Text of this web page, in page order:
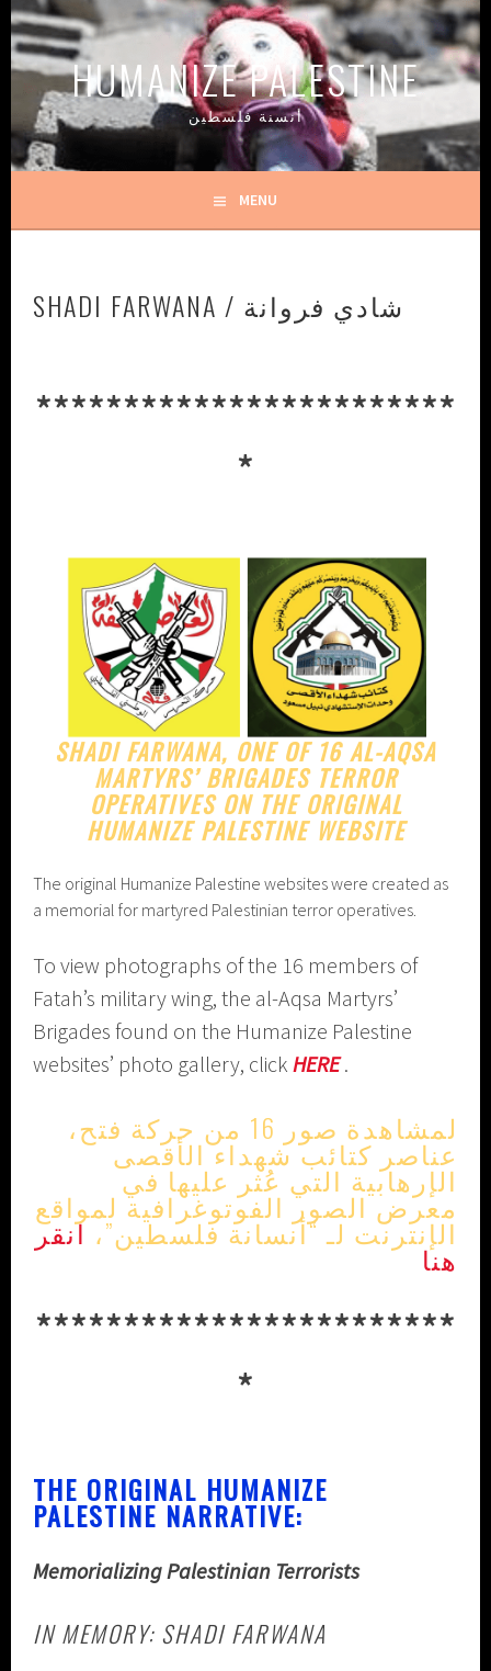
Skip
to
contentHUMANIZE PALESTINE
أنسنة فلسطين
MENU
SHADI FARWANA / شادي فروانة
************************
*
SHADI FARWANA, ONE OF 16 AL-AQSA
MARTYRS’ BRIGADES TERROR
OPERATIVES ON THE ORIGINAL
HUMANIZE PALESTINE WEBSITE
The original Humanize Palestine websites were created as
a memorial for martyred Palestinian terror operatives.
To view photographs of the 16 members of
Fatah’s military wing, the al-Aqsa Martyrs’
Brigades found on the Humanize Palestine
websites’ photo gallery, clickHERE.
لمشاهدة صور 16 من حركة فتح،
عناصر كتائب شهداء الأقصى
الإرهابية التي عُثر عليها في
معرض الصور الفوتوغرافية لمواقع
الإنترنت لـ “أنسانة فلسطين”،انقر
هنا
************************
*
THE ORIGINAL HUMANIZE
PALESTINE NARRATIVE:
Memorializing Palestinian Terrorists
IN MEMORY: SHADI FARWANA